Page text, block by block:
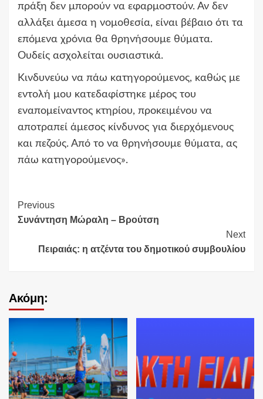
πράξη δεν μπορούν να εφαρμοστούν. Αν δεν
αλλάξει άμεσα η νομοθεσία, είναι βέβαιο ότι τα
επόμενα χρόνια θα θρηνήσουμε θύματα.
Ουδείς ασχολείται ουσιαστικά.
Κινδυνεύω να πάω κατηγορούμενος, καθώς με
εντολή μου κατεδαφίστηκε μέρος του
εναπομείναντος κτηρίου, προκειμένου να
αποτραπεί άμεσος κίνδυνος για διερχόμενους
και πεζούς. Από το να θρηνήσουμε θύματα, ας
πάω κατηγορούμενος».
Continue
Reading
Previous
Συνάντηση Μώραλη – Βρούτση
Next
Πειραιάς: η ατζέντα του δημοτικού συμβουλίου
Ακόμη: